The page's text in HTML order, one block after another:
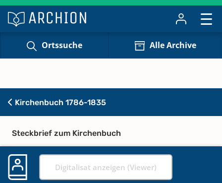
Ortssuche Alle Archive
Kirchenbuch 1786-1835
Steckbrief zum Kirchenbuch
Digitalisat anzeigen (Viewer)